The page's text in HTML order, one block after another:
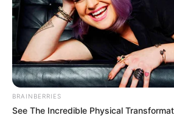
BRAINBERRIES
See The Incredible Physical